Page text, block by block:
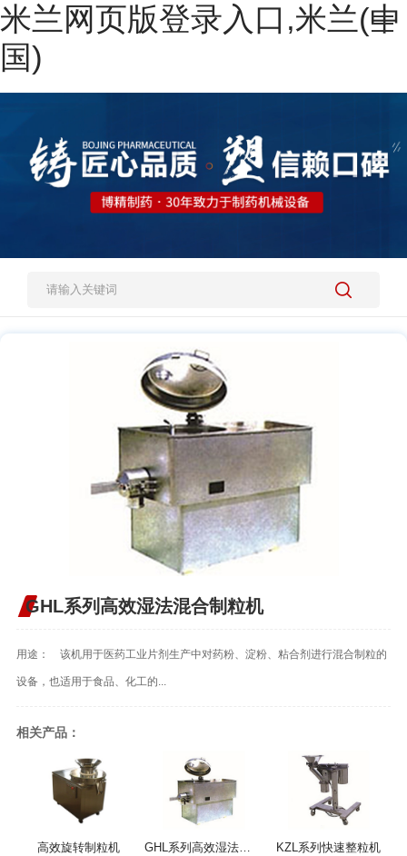
米兰网页版登录入口,米兰(中
国)
网站米兰网页版登录入口,米兰(中国)
热销产品
新闻资讯
人才招聘
GHL系列高效湿法混合制粒机
用途： 该机用于医药工业片剂生产中对药粉、淀粉、粘合剂进行混合制粒的
设备，也适用于食品、化工的...
相关产品：
高效旋转制粒机 KZL系列快速整粒机